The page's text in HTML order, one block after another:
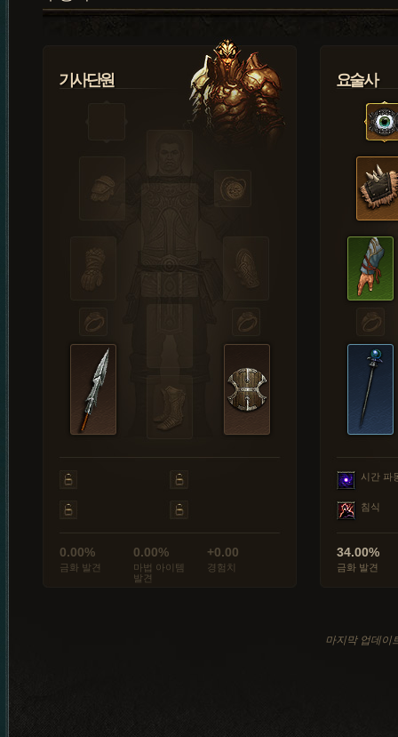
기사단원
0.00%
금화 발견
0.00%
마법 아이템
발견
+0.00
경험치
요술사
시간 파
침식
34.00%
금화 발견
마지막 업데이